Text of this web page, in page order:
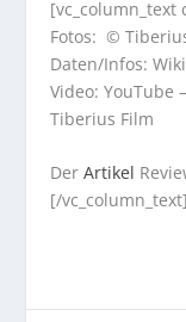
[vc_column_text
Fotos: ©
Daten/Infos:
Video: YouTube
Tiberius Film
DerArtikel
[/